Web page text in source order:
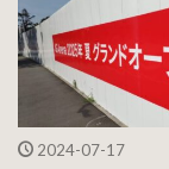
2024-07-17